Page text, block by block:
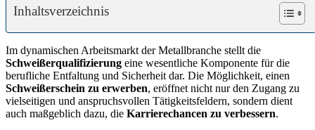
Inhaltsverzeichnis
Im dynamischen Arbeitsmarkt der Metallbranche stellt die
Schweißerqualifizierung eine wesentliche Komponente für die
berufliche Entfaltung und Sicherheit dar. Die Möglichkeit, einen
Schweißerschein zu erwerben, eröffnet nicht nur den Zugang zu
vielseitigen und anspruchsvollen Tätigkeitsfeldern, sondern dient
auch maßgeblich dazu, die Karrierechancen zu verbessern.